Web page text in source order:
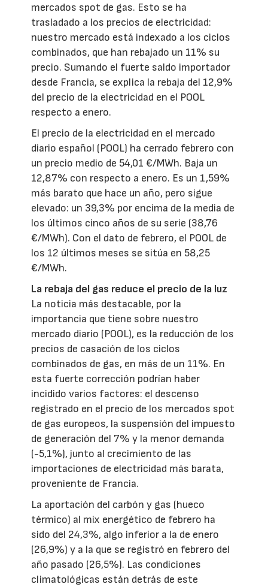
mercados spot de gas. Esto se ha
trasladado a los precios de electricidad:
nuestro mercado está indexado a los ciclos
combinados, que han rebajado un 11% su
precio. Sumando el fuerte saldo importador
desde Francia, se explica la rebaja del 12,9%
del precio de la electricidad en el POOL
respecto a enero.
El precio de la electricidad en el mercado
diario español (POOL) ha cerrado febrero con
un precio medio de 54,01 €/MWh. Baja un
12,87% con respecto a enero. Es un 1,59%
más barato que hace un año, pero sigue
elevado: un 39,3% por encima de la media de
los últimos cinco años de su serie (38,76
€/MWh). Con el dato de febrero, el POOL de
los 12 últimos meses se sitúa en 58,25
€/MWh.
La rebaja del gas reduce el precio de la luz
La noticia más destacable, por la
importancia que tiene sobre nuestro
mercado diario (POOL), es la reducción de los
precios de casación de los ciclos
combinados de gas, en más de un 11%. En
esta fuerte corrección podrían haber
incidido varios factores: el descenso
registrado en el precio de los mercados spot
de gas europeos, la suspensión del impuesto
de generación del 7% y la menor demanda
(-5,1%), junto al crecimiento de las
importaciones de electricidad más barata,
proveniente de Francia.
La aportación del carbón y gas (hueco
térmico) al mix energético de febrero ha
sido del 24,3%, algo inferior a la de enero
(26,9%) y a la que se registró en febrero del
año pasado (26,5%). Las condiciones
climatológicas están detrás de este